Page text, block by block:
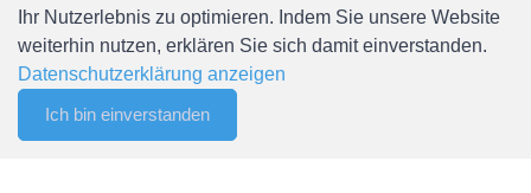
Filter Merkliste
Anmelden / Registrieren
Mein Konto
Meine Bestellungen
Passwort ändern
Ihr Nutzerlebnis zu optimieren. Indem Sie unsere Website
weiterhin nutzen, erklären Sie sich damit einverstanden.
Datenschutzerklärung anzeigen
Ich bin einverstanden